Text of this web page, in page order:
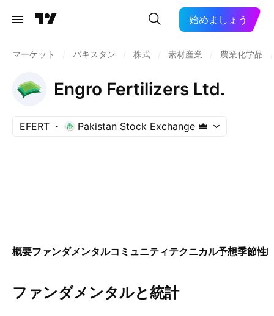
始めましょう
マーケット パキスタン 株式 素材産業 農業化学品
Engro Fertilizers Ltd.
EFERT Pakistan Stock Exchange
概要ファンダメンタルコミュニティテクニカル予想季節性
ファンダメンタルと統計